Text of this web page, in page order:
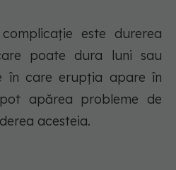
este durerea
poate dura luni sau
în care erupția apare în
apărea probleme de
acesteia.